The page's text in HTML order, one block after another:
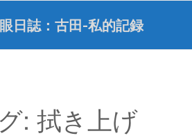
日誌：古田-私的記録
: 拭き上げ